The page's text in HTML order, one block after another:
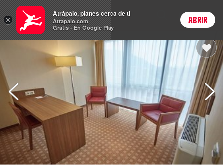
Hoteles Login
×
Atrápalo, planes cerca de ti
Atrapalo.com
Gratis - En Google Play
ABRIR